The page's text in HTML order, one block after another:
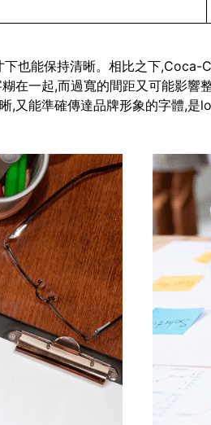
也能保持清晰。相比之下
在一起,而過寬的間距又可能影
又能準確傳達品牌形象的字體,是